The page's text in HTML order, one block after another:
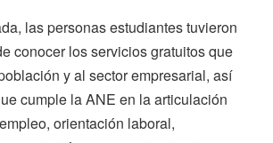
las personas estudiantes tuvieron
conocer los servicios gratuitos que
y al sector empresarial, así
cumple la ANE en la articulación
orientación laboral,